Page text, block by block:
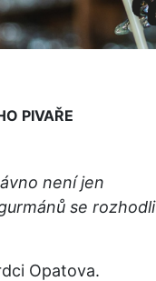
PIVAŘE
není jen
se rozhodli
Opatova.